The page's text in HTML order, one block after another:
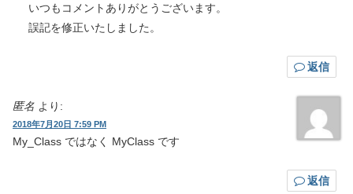
いつもコメントありがとうございます。
誤記を修正いたしました。
返信
匿名 より:
2018年7月20日 7:59 PM
My_Class ではなく MyClass です
返信